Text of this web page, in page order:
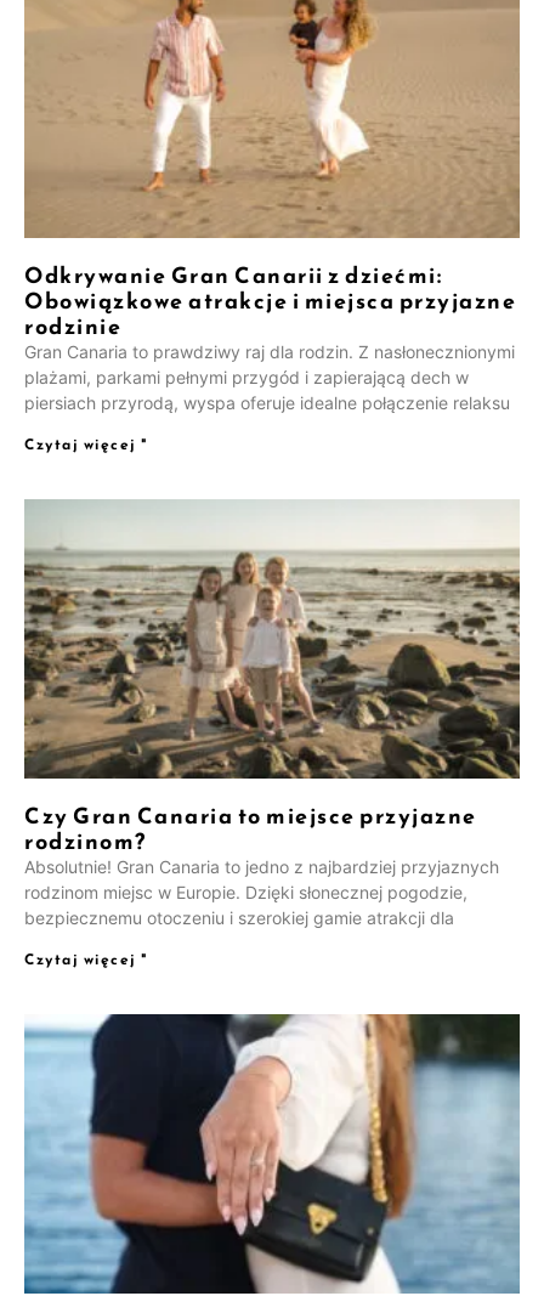
Odkrywanie Gran Canarii z dziećmi:
Obowiązkowe atrakcje i miejsca przyjazne
rodzinie
Gran Canaria to prawdziwy raj dla rodzin. Z nasłonecznionymi
plażami, parkami pełnymi przygód i zapierającą dech w
piersiach przyrodą, wyspa oferuje idealne połączenie relaksu
Czytaj więcej "
Czy Gran Canaria to miejsce przyjazne
rodzinom?
Absolutnie! Gran Canaria to jedno z najbardziej przyjaznych
rodzinom miejsc w Europie. Dzięki słonecznej pogodzie,
bezpiecznemu otoczeniu i szerokiej gamie atrakcji dla
Czytaj więcej "